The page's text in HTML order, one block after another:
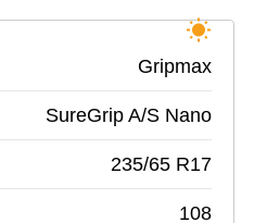
Gripmax
SureGrip A/S Nano
235/65 R17
108